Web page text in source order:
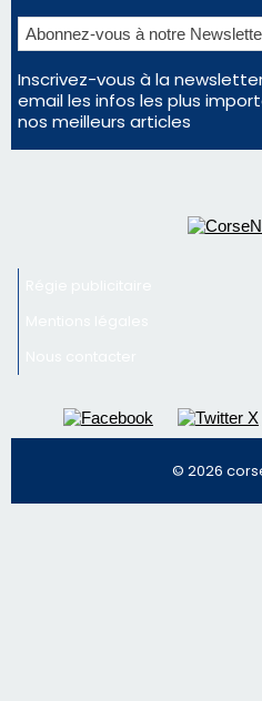
Régie publicitaire
Mentions légales
Nous contacter